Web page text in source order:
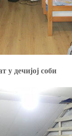
у дечијој соби